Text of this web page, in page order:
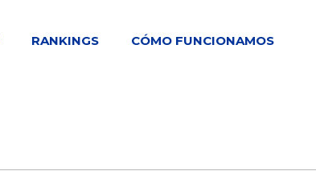
RANKINGS CÓMO FUNCIONAMOS